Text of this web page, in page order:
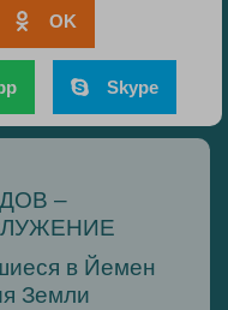
OK
Skype
–
в Йемен
Земли